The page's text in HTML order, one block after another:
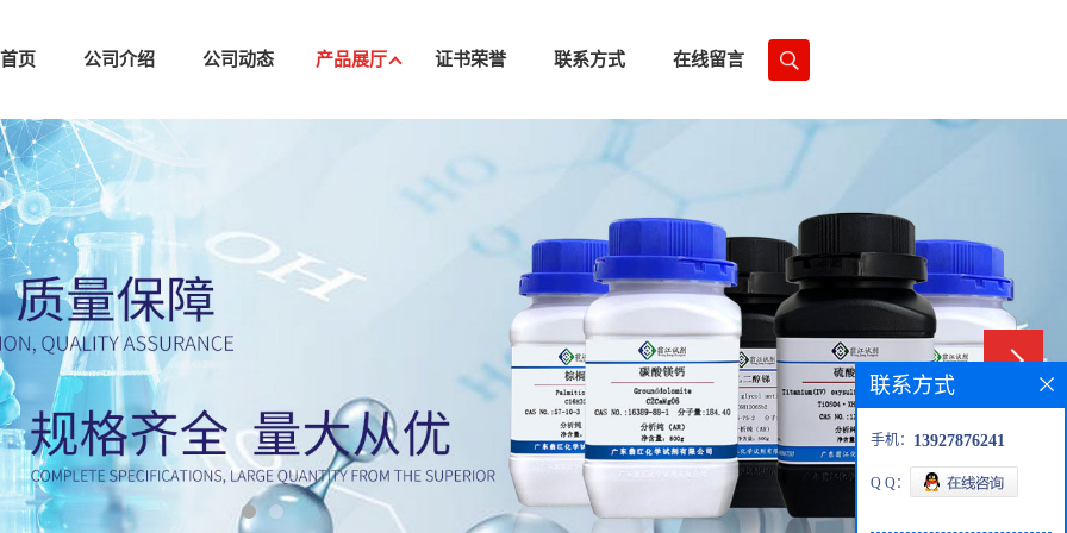
页 公司介绍 公司动态 产品展厅 证书荣誉 联系方式 在线留言
联系方式
手机： 13927876241
Q Q：